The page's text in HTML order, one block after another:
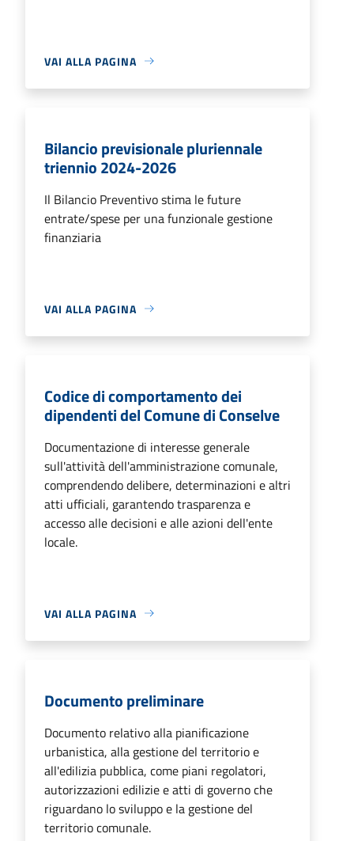
VAI ALLA PAGINA
Bilancio previsionale pluriennale
triennio 2024-2026
Il Bilancio Preventivo stima le future
entrate/spese per una funzionale gestione
finanziaria
VAI ALLA PAGINA
Codice di comportamento dei
dipendenti del Comune di Conselve
Documentazione di interesse generale
sull'attività dell'amministrazione comunale,
comprendendo delibere, determinazioni e altri
atti ufficiali, garantendo trasparenza e
accesso alle decisioni e alle azioni dell'ente
locale.
VAI ALLA PAGINA
Documento preliminare
Documento relativo alla pianificazione
urbanistica, alla gestione del territorio e
all'edilizia pubblica, come piani regolatori,
autorizzazioni edilizie e atti di governo che
riguardano lo sviluppo e la gestione del
territorio comunale.